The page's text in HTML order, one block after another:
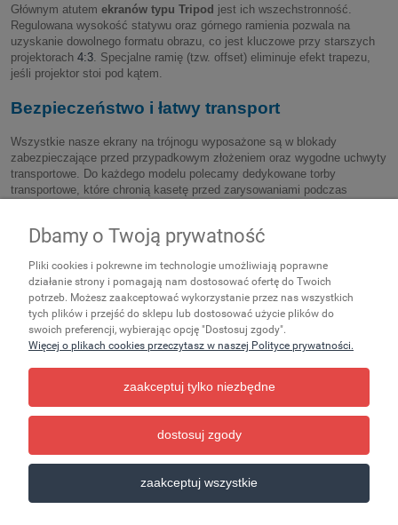
Głównym atutem ekranów typu Tripod jest ich wszechstronność.
Regulowana wysokość statywu oraz górnego ramienia pozwala na
uzyskanie dowolnego formatu obrazu, co jest kluczowe przy starszych
projektorach 4:3. Specjalne ramię (tzw. offset) eliminuje efekt trapezu,
jeśli projektor stoi pod kątem.
Bezpieczeństwo i łatwy transport
Wszystkie nasze ekrany na trójnogu wyposażone są w blokady
zabezpieczające przed przypadkowym złożeniem oraz wygodne uchwyty
transportowe. Do każdego modelu polecamy dedykowane torby
transportowe, które chronią kasetę przed zarysowaniami podczas
Zakupy
Ważne
Pomoc
Moje konto
Informacje
Dbamy o Twoją prywatność
Pliki cookies i pokrewne im technologie umożliwiają poprawne
działanie strony i pomagają nam dostosować ofertę do Twoich
potrzeb. Możesz zaakceptować wykorzystanie przez nas wszystkich
tych plików i przejść do sklepu lub dostosować użycie plików do
swoich preferencji, wybierając opcję "Dostosuj zgody".
Więcej o plikach cookies przeczytasz w naszej Polityce prywatności.
zaakceptuj tylko niezbędne
dostosuj zgody
zaakceptuj wszystkie